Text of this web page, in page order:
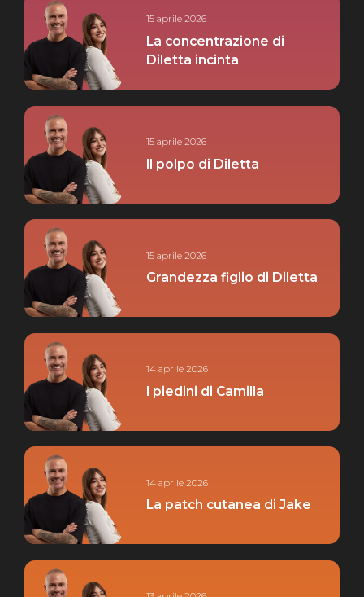
15 aprile 2026
La concentrazione di
Diletta incinta
15 aprile 2026
Il polpo di Diletta
15 aprile 2026
Grandezza figlio di Diletta
14 aprile 2026
I piedini di Camilla
14 aprile 2026
La patch cutanea di Jake